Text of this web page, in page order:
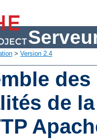
> Version 2.4
de